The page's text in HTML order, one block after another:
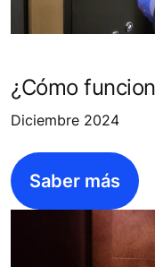
¿Cómo
Diciembre 2024
Saber más